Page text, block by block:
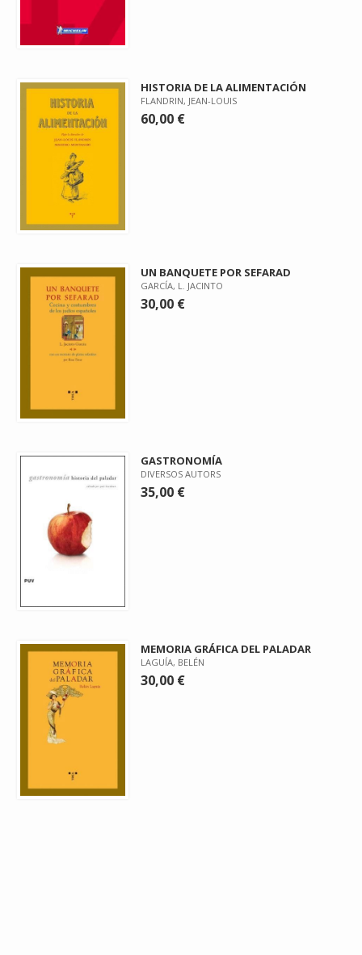
HISTORIA DE LA ALIMENTACIÓN
FLANDRIN, JEAN-LOUIS
60,00 €
UN BANQUETE POR SEFARAD
GARCÍA, L. JACINTO
30,00 €
GASTRONOMÍA
DIVERSOS AUTORS
35,00 €
MEMORIA GRÁFICA DEL PALADAR
LAGUÍA, BELÉN
30,00 €